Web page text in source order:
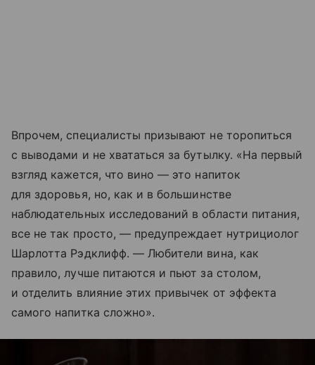
Впрочем, специалисты призывают не торопиться
с выводами и не хвататься за бутылку. «На первый
взгляд кажется, что вино — это напиток
для здоровья, но, как и в большинстве
наблюдательных исследований в области питания,
все не так просто, — предупреждает нутрициолог
Шарлотта Рэдклифф. — Любители вина, как
правило, лучше питаются и пьют за столом,
и отделить влияние этих привычек от эффекта
самого напитка сложно».